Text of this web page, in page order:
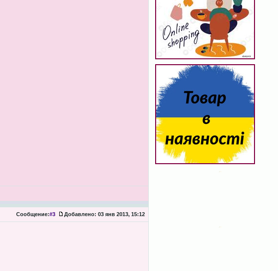
Сообщение:#3 Добавлено: 03 янв 2013, 15:12